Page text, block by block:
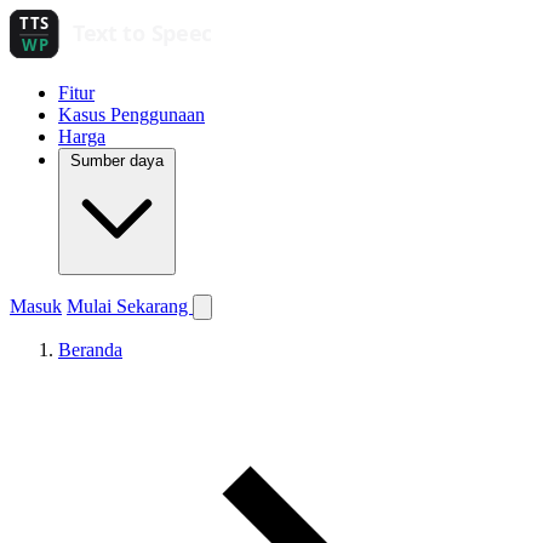
Fitur
Kasus Penggunaan
Harga
Sumber daya
Masuk Mulai Sekarang
Beranda